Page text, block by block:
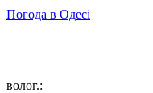
Погода в Одесі
волог.: